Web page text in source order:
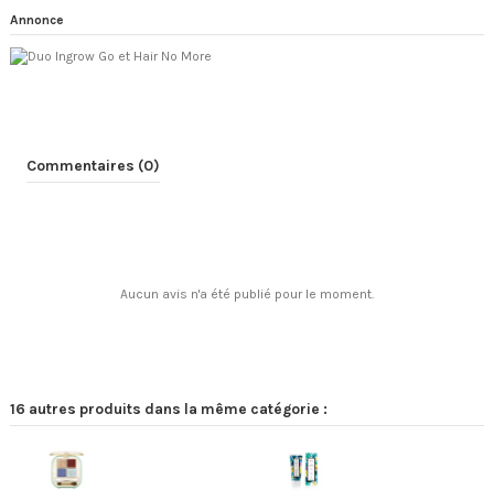
Annonce
Commentaires (0)
Aucun avis n'a été publié pour le moment.
16 autres produits dans la même catégorie :